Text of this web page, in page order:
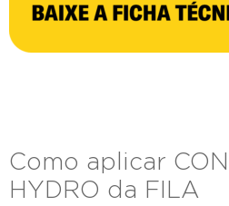
Como aplicar
HYDRO da FILA